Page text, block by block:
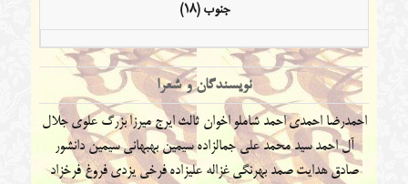
جنوب (18)
نویسندگان و شعرا
احمدرضا احمدیاحمد شاملو اخوان ثالث ایرج میرزابزرگ علوی جلال
آل احمدسید محمد علی جمالزادهسیمین بهبهانیسیمین دانشور
صادق هدایتصمد بهرنگی غزاله علیزادهفرخی یزدی فروغ فرخزاد